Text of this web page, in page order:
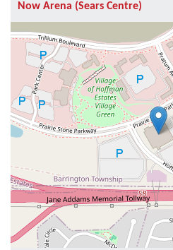
Now Arena (Sears Centre)